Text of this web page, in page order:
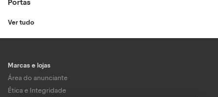
Portas
Ver tudo
Marcas e lojas
Área do anunciante
Ética e Integridade